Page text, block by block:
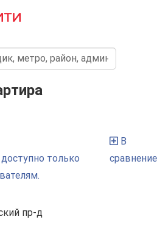
только
В
сравнение
пр-д